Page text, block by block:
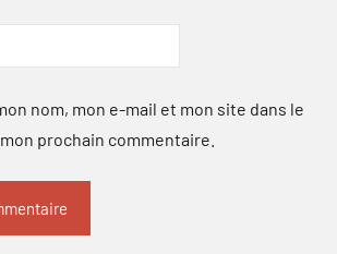
nom, mon e-mail et mon site dans le
prochain commentaire.